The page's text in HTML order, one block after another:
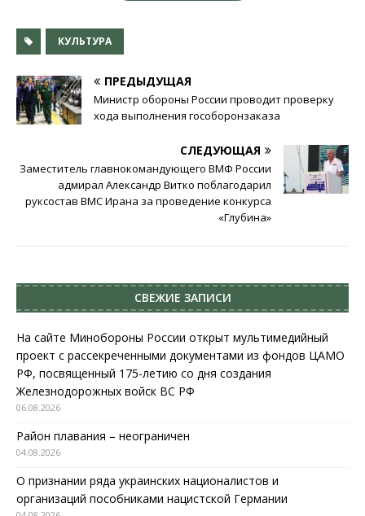
КУЛЬТУРА
ПРЕДЫДУЩАЯ
Министр обороны России проводит проверку
хода выполнения гособоронзаказа
СЛЕДУЮЩАЯ
Заместитель главнокомандующего ВМФ России
адмирал Александр Витко поблагодарил
руксостав ВМС Ирана за проведение конкурса
«Глубина»
СВЕЖИЕ ЗАПИСИ
На сайте Минобороны России открыт мультимедийный
проект с рассекреченными документами из фондов ЦАМО
РФ, посвященный 175-летию со дня создания
Железнодорожных войск ВС РФ
06.08.2026
Район плавания – неограничен
04.08.2026
О признании ряда украинских националистов и
организаций пособниками нацистской Германии